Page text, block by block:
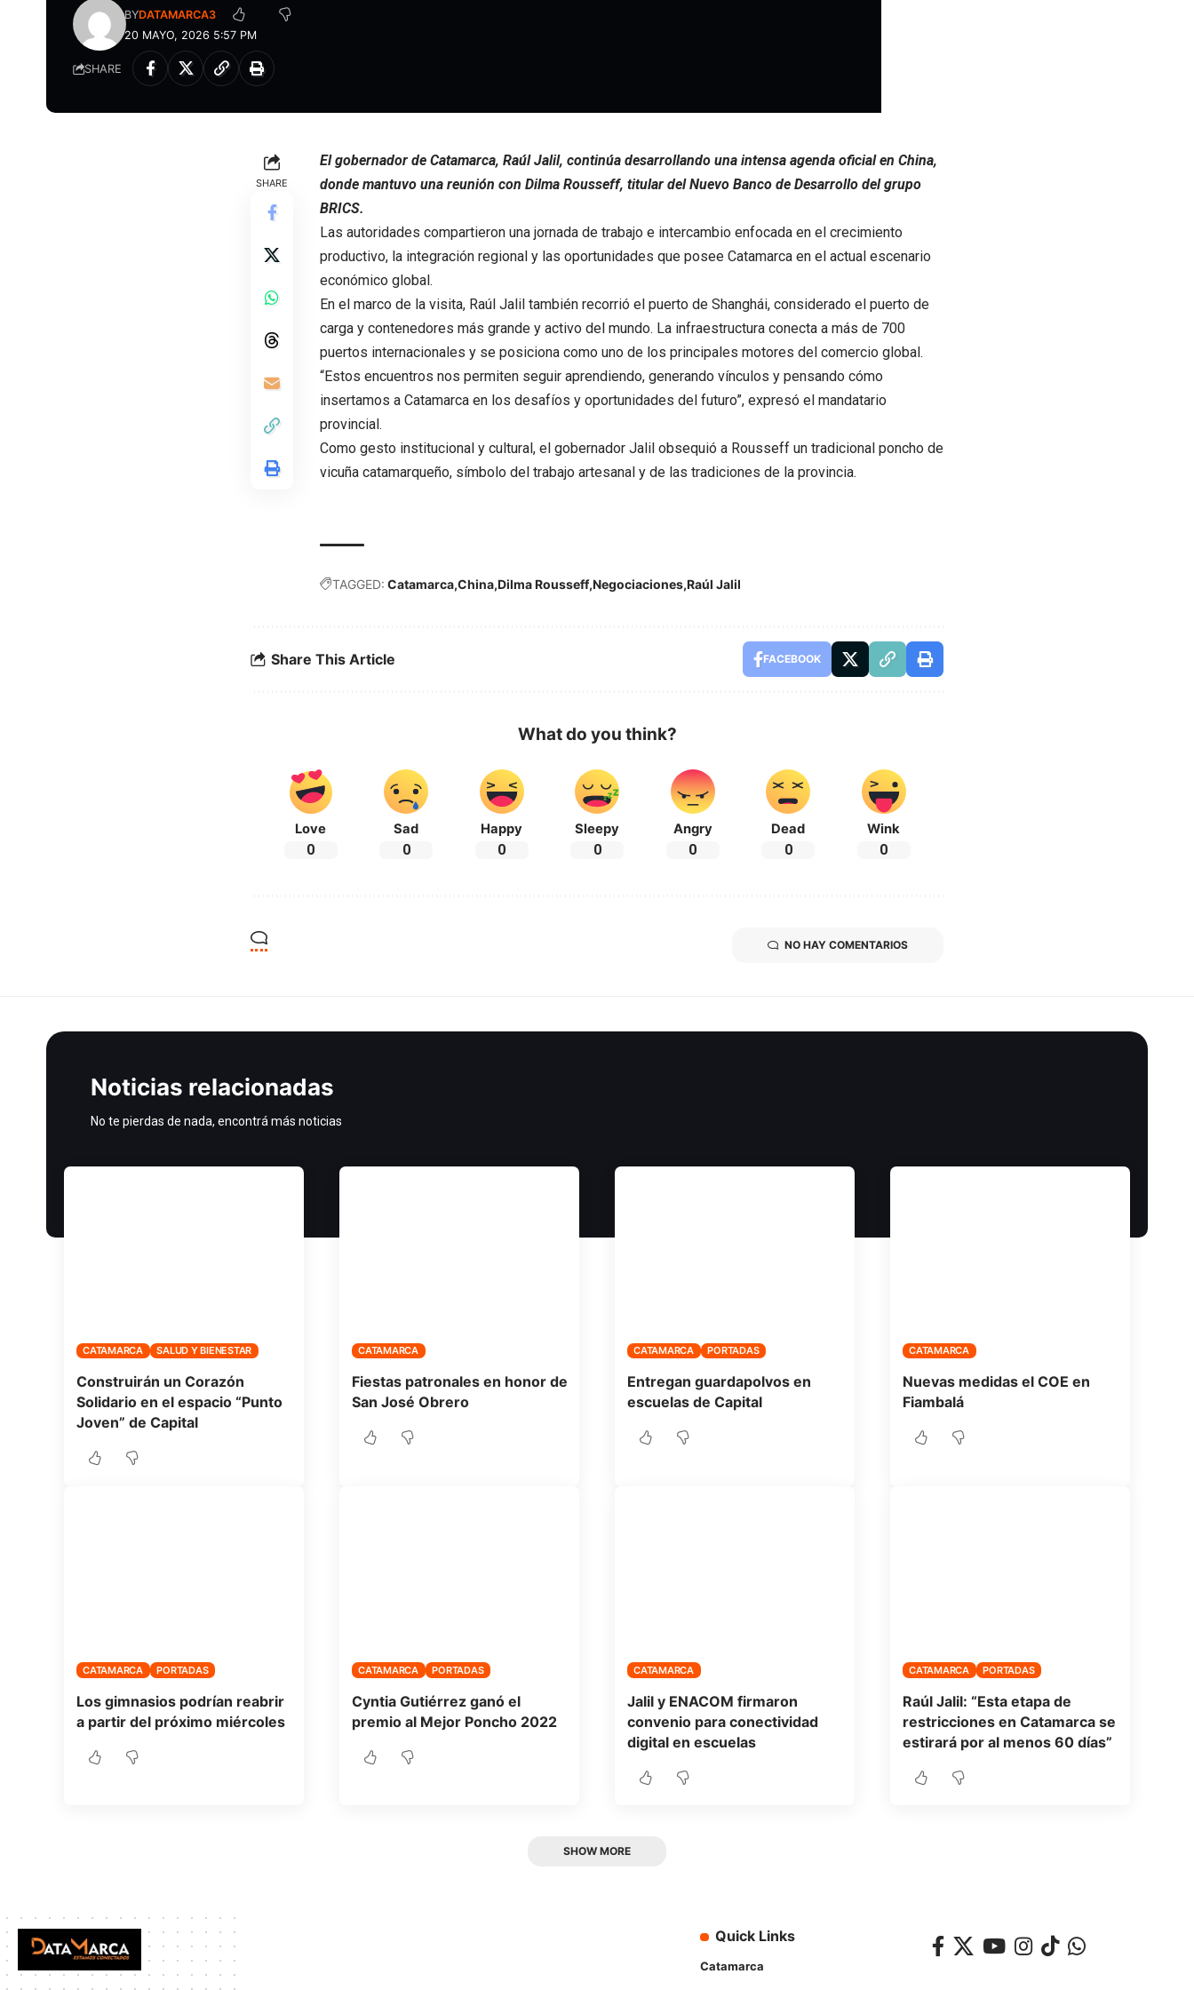
20 MAYO, 2026 5:57 PM
BYDATAMARCA3
SHARE
SHARE
El gobernador de Catamarca, Raúl Jalil, continúa desarrollando una intensa agenda oficial en China,
donde mantuvo una reunión con Dilma Rousseff, titular del Nuevo Banco de Desarrollo del grupo
BRICS.
Las autoridades compartieron una jornada de trabajo e intercambio enfocada en el crecimiento
productivo, la integración regional y las oportunidades que posee Catamarca en el actual escenario
económico global.
En el marco de la visita, Raúl Jalil también recorrió el puerto de Shanghái, considerado el puerto de
carga y contenedores más grande y activo del mundo. La infraestructura conecta a más de 700
puertos internacionales y se posiciona como uno de los principales motores del comercio global.
“Estos encuentros nos permiten seguir aprendiendo, generando vínculos y pensando cómo
insertamos a Catamarca en los desafíos y oportunidades del futuro”, expresó el mandatario
provincial.
Como gesto institucional y cultural, el gobernador Jalil obsequió a Rousseff un tradicional poncho de
vicuña catamarqueño, símbolo del trabajo artesanal y de las tradiciones de la provincia.
TAGGED: Catamarca China Dilma Rousseff Negociaciones Raúl Jalil
Share This Article FACEBOOK
What do you think?
Love
0
Sad
0
Happy
0
Sleepy
0
Angry
0
Dead
0
Wink
0
NO HAY COMENTARIOS
Noticias relacionadas
No te pierdas de nada, encontrá más noticias
CATAMARCA SALUD Y BIENESTAR
Construirán un Corazón
Solidario en el espacio “Punto
Joven” de Capital
CATAMARCA
Fiestas patronales en honor de
San José Obrero
CATAMARCA PORTADAS
Entregan guardapolvos en
escuelas de Capital
CATAMARCA
Nuevas medidas el COE en
Fiambalá
CATAMARCA PORTADAS
Los gimnasios podrían reabrir
a partir del próximo miércoles
CATAMARCA PORTADAS
Cyntia Gutiérrez ganó el
premio al Mejor Poncho 2022
CATAMARCA
Jalil y ENACOM firmaron
convenio para conectividad
digital en escuelas
CATAMARCA PORTADAS
Raúl Jalil: “Esta etapa de
restricciones en Catamarca se
estirará por al menos 60 días”
SHOW MORE
Quick Links
Catamarca